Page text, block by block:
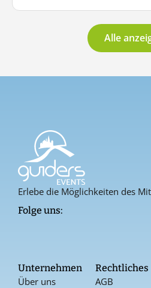
Alle
Erlebe die Möglichkeiten des
Folge uns:
Unternehmen
Über uns
Rechtliches
AGB